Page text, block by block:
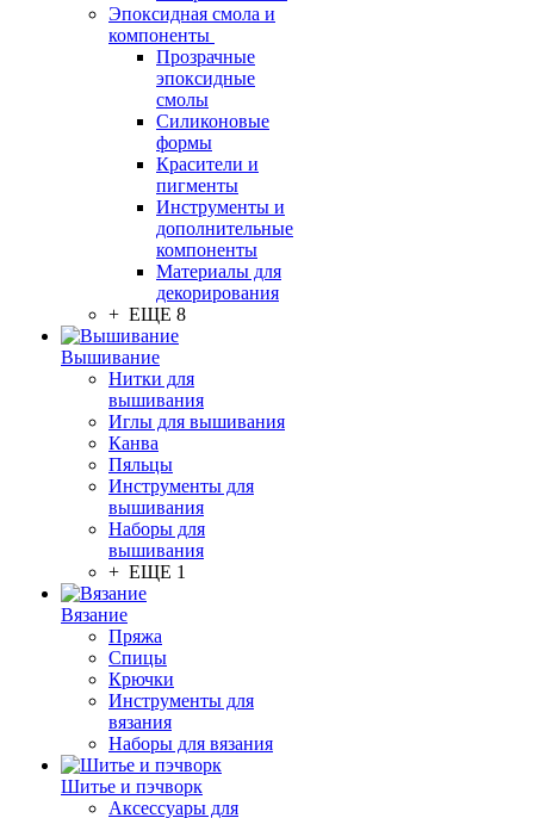
Эпоксидная смола и
компоненты
Прозрачные
эпоксидные
смолы
Силиконовые
формы
Красители и
пигменты
Инструменты и
дополнительные
компоненты
Материалы для
декорирования
+ ЕЩЕ 8
Вышивание
Нитки для
вышивания
Иглы для вышивания
Канва
Пяльцы
Инструменты для
вышивания
Наборы для
вышивания
+ ЕЩЕ 1
Вязание
Пряжа
Спицы
Крючки
Инструменты для
вязания
Наборы для вязания
Шитье и пэчворк
Аксессуары для